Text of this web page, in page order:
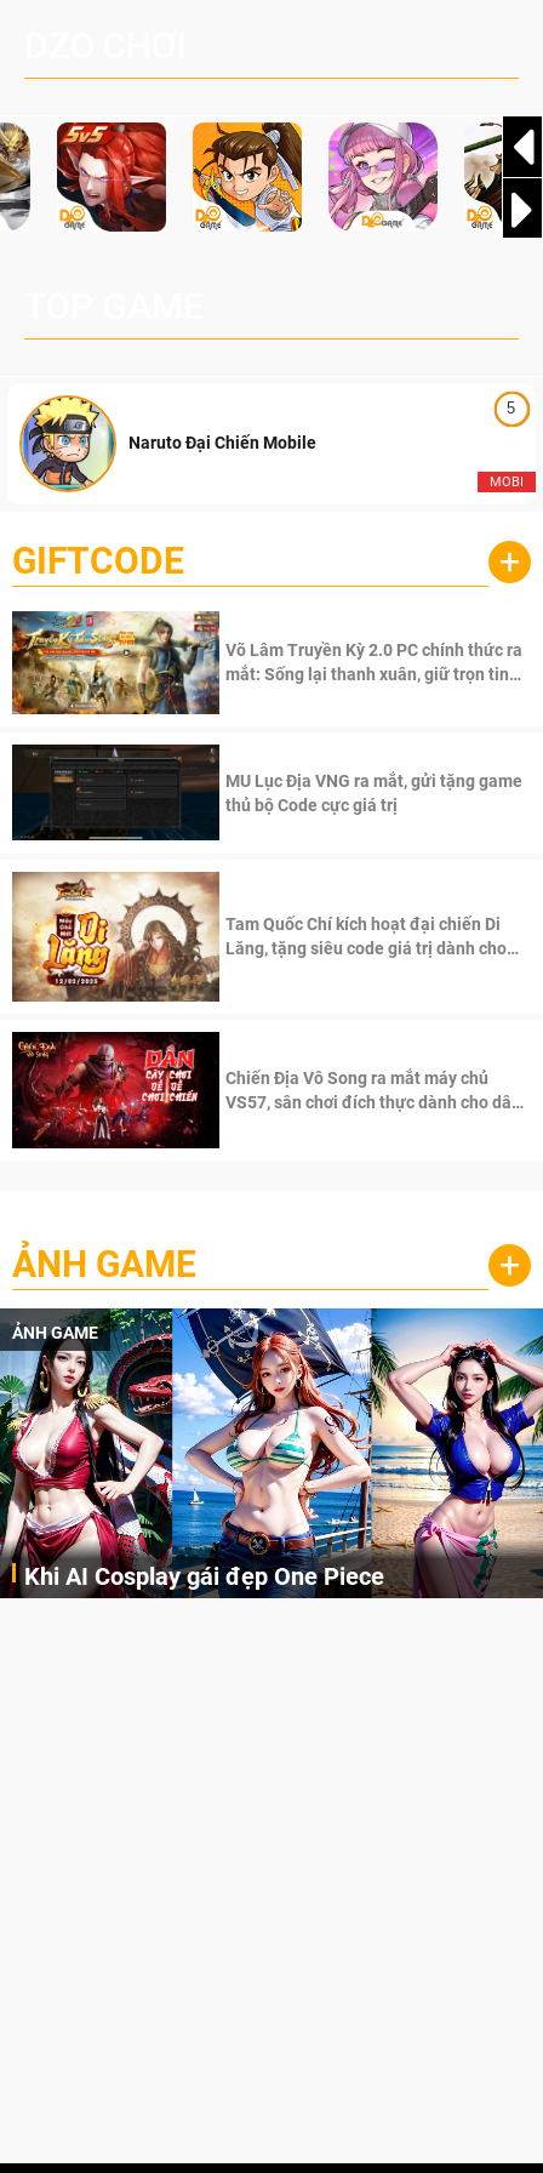
5
MOBI
Naruto Đại Chiến Mobile
GIFTCODE +
Võ Lâm Truyền Kỳ 2.0 PC chính thức ra
mắt: Sống lại thanh xuân, giữ trọn tinh
MU Lục Địa VNG ra mắt, gửi tặng game
thủ bộ Code cực giá trị
Tam Quốc Chí kích hoạt đại chiến Di
Lăng, tặng siêu code giá trị dành cho
Chiến Địa Vô Song ra mắt máy chủ
VS57, sân chơi đích thực dành cho dân
ẢNH GAME +
ẢNH GAME
Khi AI Cosplay gái đẹp One Piece